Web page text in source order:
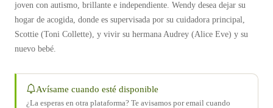
joven con autismo, brillante e independiente. Wendy desea dejar su
hogar de acogida, donde es supervisada por su cuidadora principal,
Scottie (Toni Collette), y vivir su hermana Audrey (Alice Eve) y su
nuevo bebé.
Avísame cuando esté disponible
¿La esperas en otra plataforma? Te avisamos por email cuando